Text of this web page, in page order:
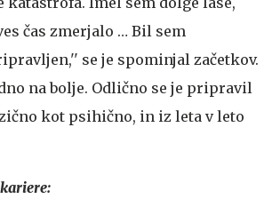
čas zmerjalo … Bil sem
se je spominjal začetkov.
na bolje. Odlično se je pripravil
kot psihično, in iz leta v leto